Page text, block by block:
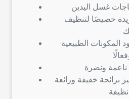
خصيصًا لتنظيف
المكونات الطبيعية
برائحة خفيفة ورائعة